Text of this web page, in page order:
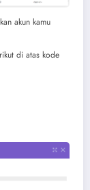
akun kamu
di atas kode